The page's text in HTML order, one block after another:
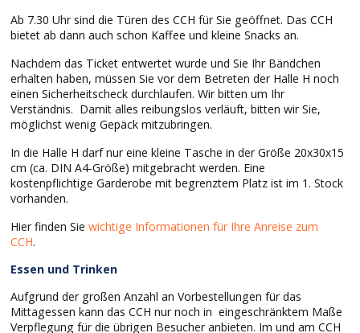
Ab 7.30 Uhr sind die Türen des CCH für Sie geöffnet. Das CCH
bietet ab dann auch schon Kaffee und kleine Snacks an.
Nachdem das Ticket entwertet wurde und Sie Ihr Bändchen
erhalten haben, müssen Sie vor dem Betreten der Halle H noch
einen Sicherheitscheck durchlaufen. Wir bitten um Ihr
Verständnis. Damit alles reibungslos verläuft, bitten wir Sie,
möglichst wenig Gepäck mitzubringen.
In die Halle H darf nur eine kleine Tasche in der Größe 20x30x15
cm (ca. DIN A4-Größe) mitgebracht werden. Eine
kostenpflichtige Garderobe mit begrenztem Platz ist im 1. Stock
vorhanden.
Hier finden Siewichtige Informationen für Ihre Anreise zum
CCH.
Essen und Trinken
Aufgrund der großen Anzahl an Vorbestellungen für das
Mittagessen kann das CCH nur noch in eingeschränktem Maße
Verpflegung für die übrigen Besucher anbieten. Im und am CCH